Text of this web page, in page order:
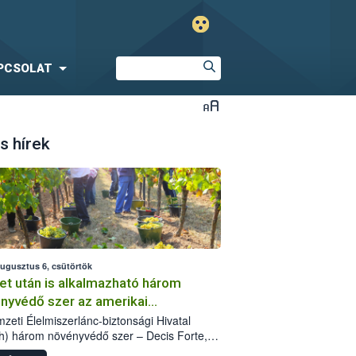
hírek
6, csütörtök
után is alkalmazható három
szer az amerikai
ellen
Élelmiszerlánc-biztonsági Hivatal
három növényvédő szer – Decis Forte,
24 EW, Oroganic – engedélyokiratát